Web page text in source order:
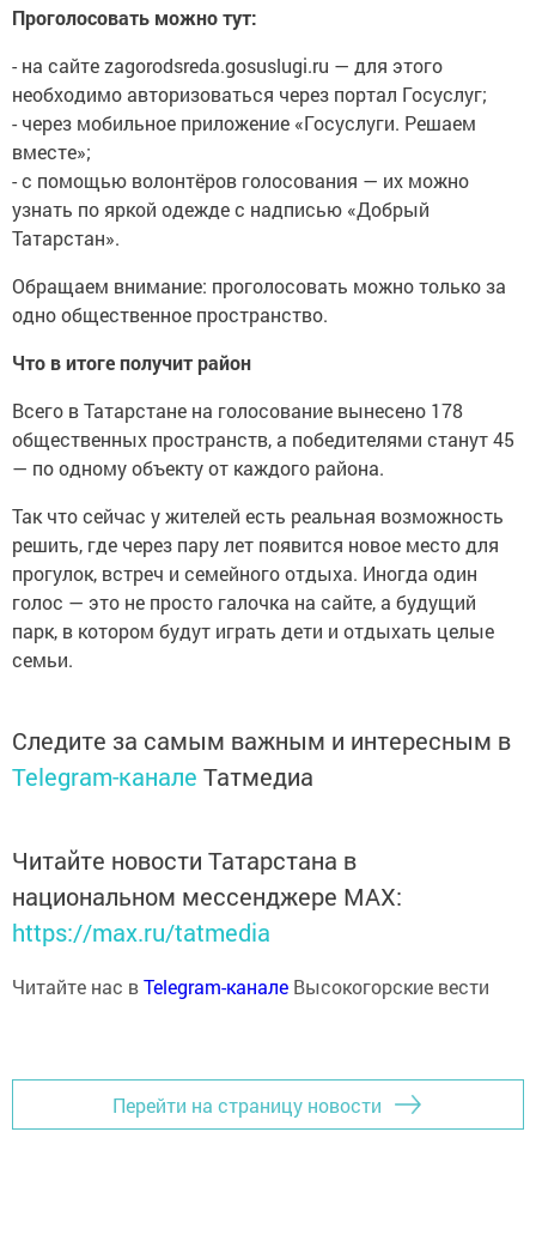
Проголосовать можно тут:
- на сайте zagorodsreda.gosuslugi.ru — для этого
необходимо авторизоваться через портал Госуслуг;
- через мобильное приложение «Госуслуги. Решаем
вместе»;
- с помощью волонтёров голосования — их можно
узнать по яркой одежде с надписью «Добрый
Татарстан».
Обращаем внимание: проголосовать можно только за
одно общественное пространство.
Что в итоге получит район
Всего в Татарстане на голосование вынесено 178
общественных пространств, а победителями станут 45
— по одному объекту от каждого района.
Так что сейчас у жителей есть реальная возможность
решить, где через пару лет появится новое место для
прогулок, встреч и семейного отдыха. Иногда один
голос — это не просто галочка на сайте, а будущий
парк, в котором будут играть дети и отдыхать целые
семьи.
Следите за самым важным и интересным в
Telegram-канале Татмедиа
Читайте новости Татарстана в
национальном мессенджере MАХ:
https://max.ru/tatmedia
Читайте нас вTelegram-канале Высокогорские вести
Перейти на страницу новости